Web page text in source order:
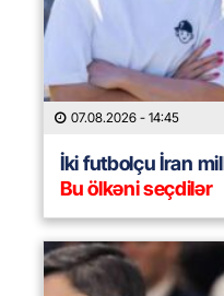
07.08.2026 - 14:45
İki futbolçu İran
Bu ölkəni seçdilər